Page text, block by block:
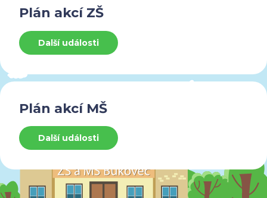
Plán akcí ZŠ
Další události
Plán akcí MŠ
Další události